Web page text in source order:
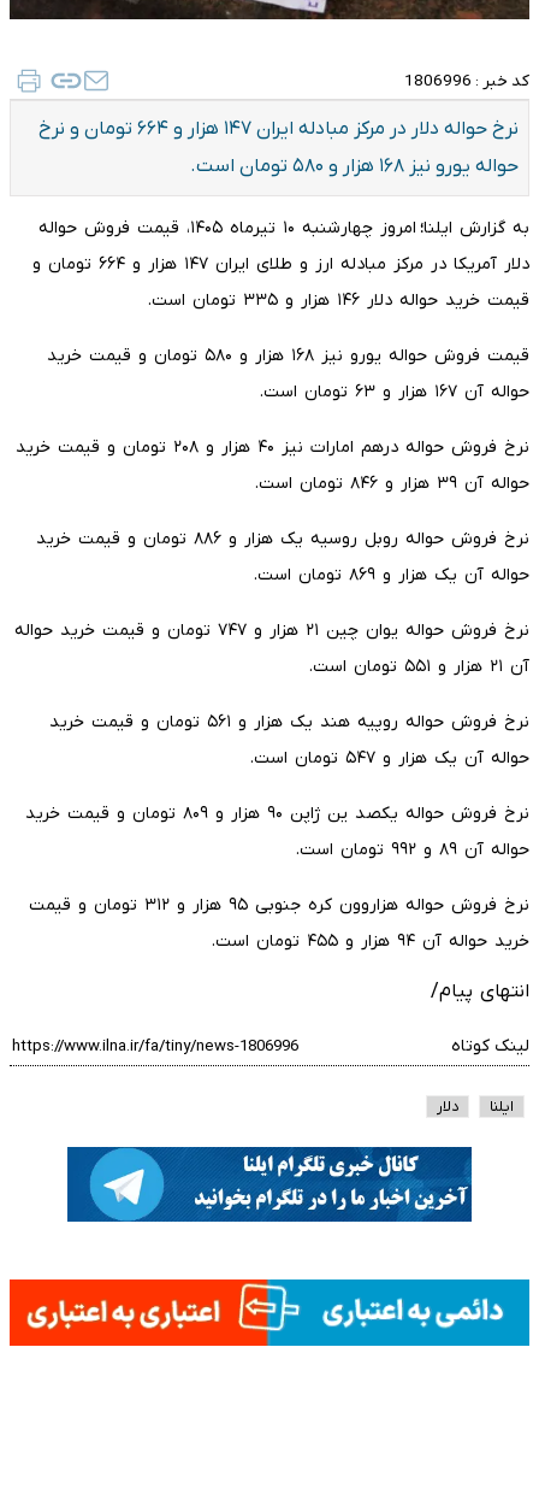
کد خبر : 1806996
نرخ حواله دلار در مرکز مبادله ایران ۱۴۷ هزار و ۶۶۴ تومان و نرخ
حواله یورو نیز ۱۶۸ هزار و ۵۸۰ تومان است.
به گزارش ایلنا؛
امروز چهار‌‎شنبه ۱۰ تیرماه ۱۴۰۵، قیمت فروش حواله
دلار آمریکا در مرکز مبادله ارز و طلای ایران ۱۴۷ هزار و ۶۶۴ تومان و
قیمت خرید حواله دلار ۱۴۶ هزار و ۳۳۵ تومان است.
قیمت فروش حواله یورو نیز ۱۶۸ هزار و ۵۸۰ تومان و قیمت خرید
حواله آن ۱۶۷ هزار و ۶۳ تومان است.
نرخ فروش حواله درهم امارات نیز ۴۰ هزار و ۲۰۸ تومان و قیمت خرید
حواله آن ۳۹ هزار و ۸۴۶ تومان است.
نرخ فروش حواله روبل روسیه یک هزار و ۸۸۶ تومان و قیمت خرید
حواله آن یک هزار و ۸۶۹ تومان است.
نرخ فروش حواله یوان چین ۲۱ هزار و ۷۴۷ تومان و قیمت خرید حواله
آن ۲۱ هزار و ۵۵۱ تومان است.
نرخ فروش حواله روپیه هند یک هزار و ۵۶۱ تومان و قیمت خرید
حواله آن یک هزار و ۵۴۷ تومان است.
نرخ فروش حواله یکصد ین ژاپن ۹۰ هزار و ۸۰۹ تومان و قیمت خرید
حواله آن ۸۹ و ۹۹۲ تومان است.
نرخ فروش حواله هزاروون کره جنوبی ۹۵ هزار و ۳۱۲ تومان و قیمت
خرید حواله آن ۹۴ هزار و ۴۵۵ تومان است.
انتهای پیام/
لینک کوتاه
ایلنا دلار